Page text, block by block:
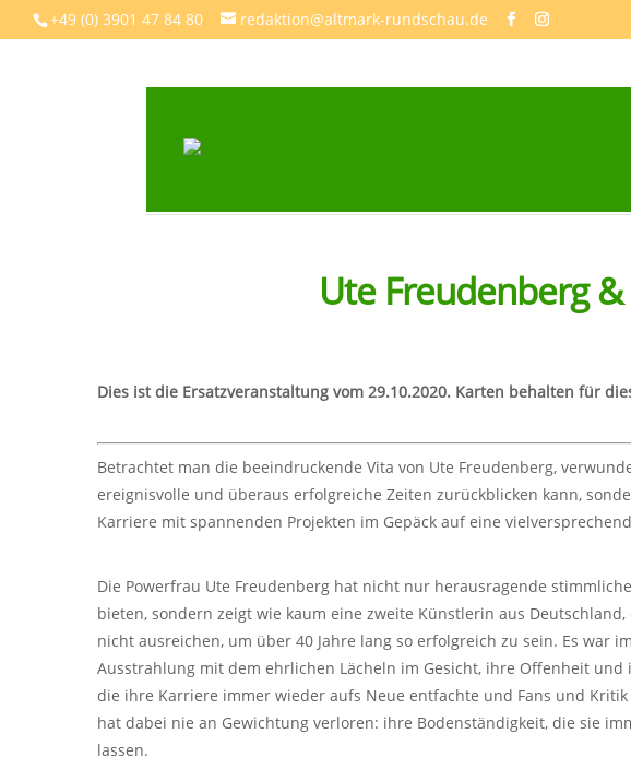
+49 (0) 3901 47 84 80 redaktion@altmark-rundschau.de
Ute Freudenberg
Dies ist die Ersatzveranstaltung vom 29.10.2020. Karten behalten für
Betrachtet man die beeindruckende Vita von Ute Freudenberg,
ereignisvolle und überaus erfolgreiche Zeiten zurückblicken kann,
Karriere mit spannenden Projekten im Gepäck auf eine
Die Powerfrau Ute Freudenberg hat nicht nur herausragende
bieten, sondern zeigt wie kaum eine zweite Künstlerin aus
nicht ausreichen, um über 40 Jahre lang so erfolgreich zu sein. Es war
Ausstrahlung mit dem ehrlichen Lächeln im Gesicht, ihre Offenheit
die ihre Karriere immer wieder aufs Neue entfachte und Fans und
hat dabei nie an Gewichtung verloren: ihre Bodenständigkeit, die sie
lassen.